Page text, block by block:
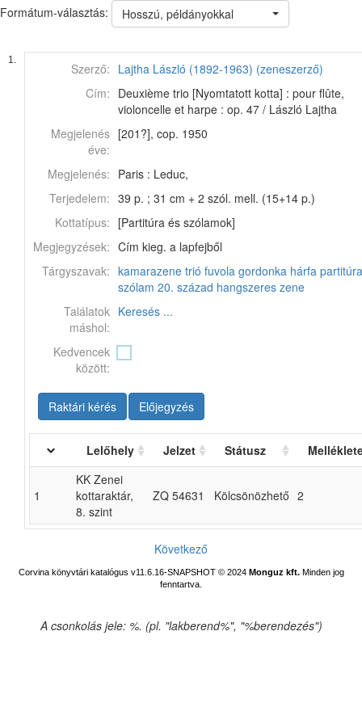
Formátum-választás: Hosszú, példányokkal
1.
Szerző: Lajtha László (1892-1963) (zeneszerző)
Cím: Deuxième trio [Nyomtatott kotta] : pour flûte,
violoncelle et harpe : op. 47 / László Lajtha
Megjelenés
éve:
[201?], cop. 1950
Megjelenés: Paris : Leduc,
Terjedelem: 39 p. ; 31 cm + 2 szól. mell. (15+14 p.)
Kottatípus: [Partitúra és szólamok]
Megjegyzések: Cím kieg. a lapfejből
Tárgyszavak: kamarazene trió fuvola gordonka hárfa partitúra
szólam 20. század hangszeres zene
Találatok
máshol:
Keresés ...
Kedvencek
között:
Raktári kérés Előjegyzés
Lelőhely Jelzet Státusz
1
KK Zenei
kottaraktár,
8. szint
ZQ 54631 Kölcsönözhető 2
Következő
Corvina könyvtári katalógus v11.6.16-SNAPSHOT© 2024 Monguz kft.Minden jog
fenntartva.
A csonkolás jele: %. (pl. "lakberend%", "%berendezés")